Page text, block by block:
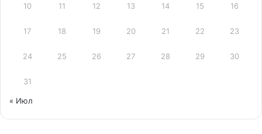
10 11 12 13 14 15 16
17 18 19 20 21 22 23
24 25 26 27 28 29 30
31
« Июл